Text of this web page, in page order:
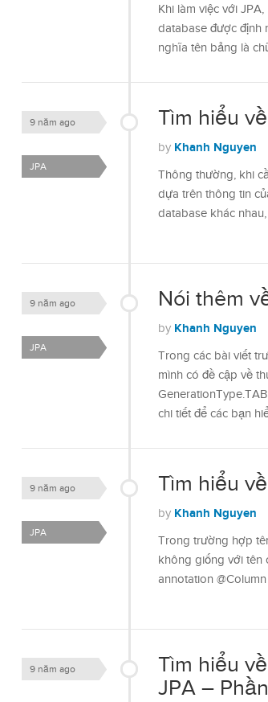
Khi làm việc với
database được định
nghĩa tên bảng là
Tìm hiểu
9 năm ago
by Khanh Nguyen
JPA
Thông thường, khi
dựa trên thông tin
database khác
Nói thêm
9 năm ago
by Khanh Nguyen
JPA
Trong các bài viết
mình có đề cập về
chi tiết để các bạn
Tìm hiểu
9 năm ago
by Khanh Nguyen
JPA
Trong trường hợp
không giống với tên
annotation
Tìm hiểu
JPA –
9 năm ago